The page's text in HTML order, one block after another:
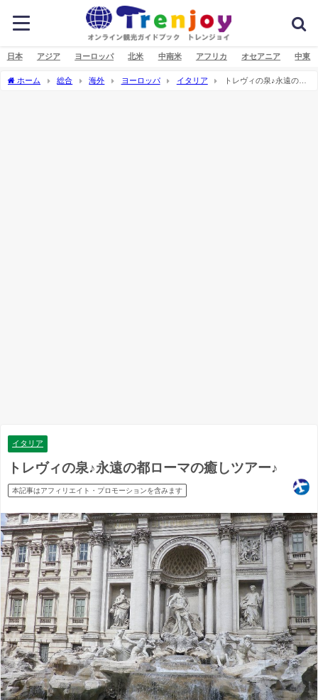
日本 アジア ヨーロッパ 北米 中南米 アフリカ オセアニア 中東
ホーム 総合 海外 ヨーロッパ イタリア
トレヴィの泉♪永遠の都
イタリア
トレヴィの泉♪永遠の都ローマの癒しツアー♪
本記事はアフィリエイト・プロモーションを含みます